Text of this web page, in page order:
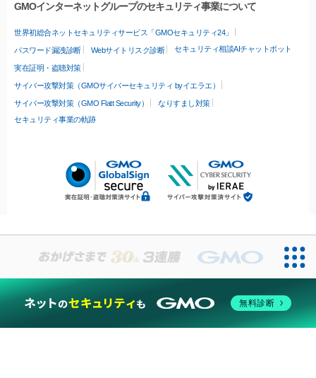
GMOインターネットグループのセキュリティ事業について
世界初総合ネットセキュリティサービス「GMOセキュリティ24」
パスワード漏洩診断 Webサイトリスク診断 セキュリティ相談AIチャットボット
実在証明・盗聴対策
サイバー攻撃対策（GMOサイバーセキュリティ byイエラエ）
サイバー攻撃対策（GMO Flatt Security）
なりすまし対策
セキュリティ事業の軌跡
無料診断